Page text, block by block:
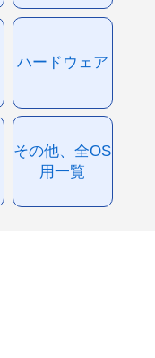
ハードウェア
その他、全OS
用一覧